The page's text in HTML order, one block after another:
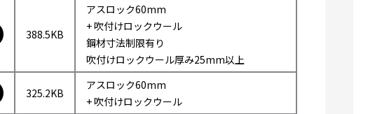
388.5KB
アスロック60mm
+ 吹付けロックウール
鋼材寸法制限有り
吹付けロックウール厚み25mm以上
325.2KB
アスロック60mm
+ 吹付けロックウール